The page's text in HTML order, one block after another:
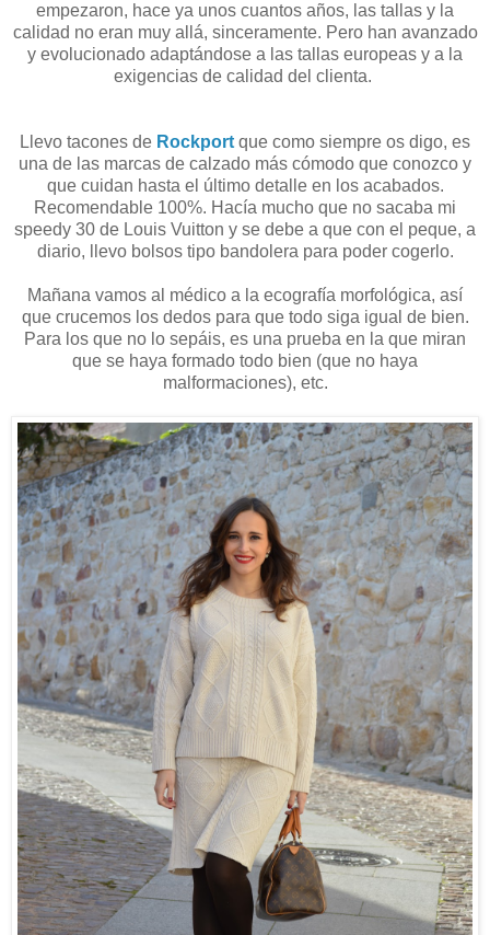
empezaron, hace ya unos cuantos años, las tallas y la
calidad no eran muy allá, sinceramente. Pero han avanzado
y evolucionado adaptándose a las tallas europeas y a la
exigencias de calidad del clienta.
Llevo tacones de Rockport que como siempre os digo, es
una de las marcas de calzado más cómodo que conozco y
que cuidan hasta el último detalle en los acabados.
Recomendable 100%. Hacía mucho que no sacaba mi
speedy 30 de Louis Vuitton y se debe a que con el peque, a
diario, llevo bolsos tipo bandolera para poder cogerlo.
Mañana vamos al médico a la ecografía morfológica, así
que crucemos los dedos para que todo siga igual de bien.
Para los que no lo sepáis, es una prueba en la que miran
que se haya formado todo bien (que no haya
malformaciones), etc.